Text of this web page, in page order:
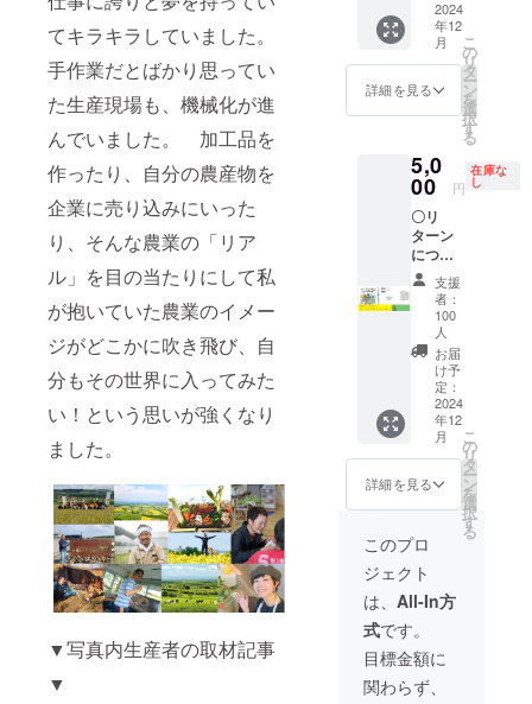
てキラキラしていました。
手作業だとばかり思ってい
た生産現場も、機械化が進
んでいました。 加工品を
作ったり、自分の農産物を
企業に売り込みにいった
り、そんな農業の「リア
ル」を目の当たりにして私
が抱いていた農業のイメー
ジがどこかに吹き飛び、自
分もその世界に入ってみた
い！という思いが強くなり
ました。
▼写真内生産者の取材記事
▼
ORピー
チパイ
ちらか
お選び
い） ▼
リター
ンにつ
いて確
認事項
▼ ※③
の発刊
は１月
中の予
定で
す。ご
希望の
メール
アドレ
スに送
信させ
ていた
だきま
す。
※④こち
らは任
意にな
りま
す。支
援時に
アカウ
ントを
お教え
下さ
12月
16、17
日の実
りま
す。
ターン
には現
地まで
費、現
地での
泊費は
含まれ
ていま
せん。
※6月21
日以外
参加ご
希望の
方は、
コバマ
ツが不
在にな
りま
す。
せ下さ
い。
※③の発
刊は1月
中の予
メール
アドレ
信させ
ていた
だきま
す。
※④こち
らは任
意にな
りま
す。支
援時に
アカウ
ントを
お教え
※⑤は※
農業作
容、条
件等は
支援前
にお問
合せい
ただけ
ればと
思いま
す。 ※
アカウ
ントを
お教え
下さ
い。
容、日
程調整
させて
いただ
きま
す。
※「公序
良俗に
反する
内容、
法令に
違反す
る内容
などは
お受け
できま
ん。」
え下さ
い。
※④の発
刊は１
月中の
予定で
す。ご
メール
アドレ
スに送
信させ
ていた
だきま
す。
す！）
④ク
ローズ
ドの
LINEグ
ルー
プ、
FBグ
ループ
にご招
待！
（コバ
マツが
作る、
農業情
報を交
換でき
るク
ローズ
ドのグ
ループ
にご招
待しま
す！
もちろ
らも情
が可能
です！
皆で楽
しく農
業トー
クをし
ましょ
冊子
（本に
は登場
しない
生産者
や、農
業
スを特
集した
コバマ
ツ手作
り電子
雑
誌！）
④御社
のお名
前をコ
バマツ
の講演
会、HP
にて掲
載させ
ていた
だきま
す。 ▼
認事項
の発刊
は１月
中の予
定で
す。ご
希望の
メール
者や、
農業
ニュー
スを特
集した
コバマ
ツ手作
雑誌！
をお届
けいた
しま
す！）
④ク
ローズ
ドの
LINEグ
ルー
プ、
OR
FBグ
ループ
にご招
待！
（コバ
マツが
報を交
るク
ローズ
ドのグ
ループ
にご招
待しま
す！
招待し
ます！
もち
ろん、
皆さん
からも
情報発
能で
す！皆
で楽し
く農業
トーク
をしま
しょ
う！）
③御社
の取り
組みを
コバマ
ツの
SNSで
配信し
ます！
④手作
り電子
は登場
生産者
や、農
ニュー
スを特
集した
コバマ
マツサ
イン本
30冊 ②
クロー
ズドな
facebo
okグ
（or
LINE）
にご招
待 （コ
バマツ
が作
る、農
業情報
を交換
できる
クロー
ズドの
グルー
プにご
招待し
ます！
もち
ろん、
情報発
能で
す！皆
で楽し
く農業
トーク
をしま
しょ
2024
年12
月
詳細を見る
こ
の
リ
タ
ー
ン
を
選
択
す
る
5,0
00 円
在庫な
し
〇リ
ターン
につい
て〇 ①
コバマ
ツのサ
イン入
り「フ
リーラ
ンス農
家とい
う働き
方」１
冊 ②お
礼の
③ク
ローズ
ドの
LINEグ
ルー
プ OR
FB グ
ループ
にご招
支援
者：
100
人
お届
け予
定：
2024
年12
月
詳細を見る
こ
の
リ
タ
ー
ン
を
選
択
す
る
このプロ
ジェクト
は、 All-In方
式です。
目標金額に
関わらず、